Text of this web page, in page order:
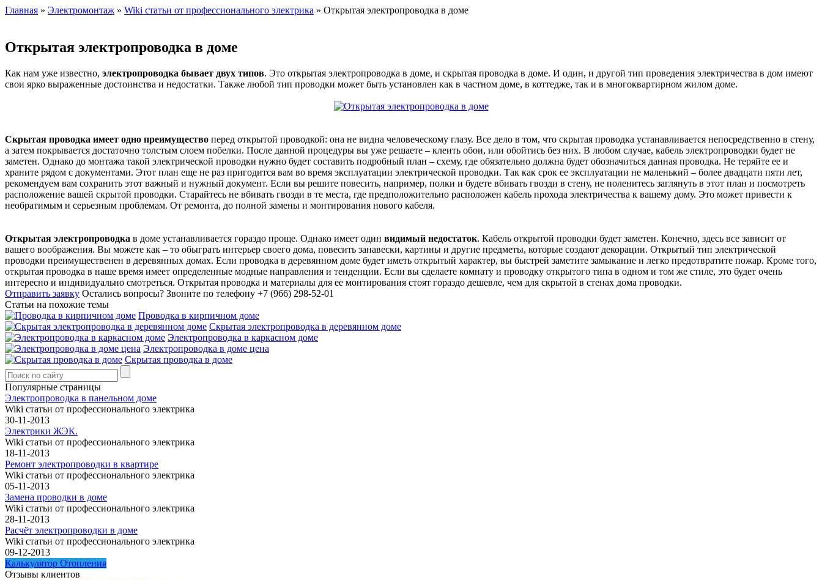
Главная » Электромонтаж » Wiki статьи от профессионального электрика » Открытая электропроводка в доме
Открытая электропроводка в доме
Как нам уже известно, электропроводка бывает двух типов. Это открытая электропроводка в доме, и скрытая проводка в доме. И один, и другой тип проведения электричества в дом имеют
свои ярко выраженные достоинства и недостатки. Также любой тип проводки может быть установлен как в частном доме, в коттедже, так и в многоквартирном жилом доме.
Скрытая проводка имеет одно преимущество перед открытой проводкой: она не видна человеческому глазу. Все дело в том, что скрытая проводка устанавливается непосредственно в стену,
а затем покрывается достаточно толстым слоем побелки. После данной процедуры вы уже решаете – клеить обои, или обойтись без них. В любом случае, кабель электропроводки будет не
заметен. Однако до монтажа такой электрической проводки нужно будет составить подробный план – схему, где обязательно должна будет обозначиться данная проводка. Не теряйте ее и
храните рядом с документами. Этот план еще не раз пригодится вам во время эксплуатации электрической проводки. Так как срок ее эксплуатации не маленький – более двадцати пяти лет,
рекомендуем вам сохранить этот важный и нужный документ. Если вы решите повесить, например, полки и будете вбивать гвозди в стену, не поленитесь заглянуть в этот план и посмотреть
расположение вашей скрытой проводки. Старайтесь не вбивать гвозди в те места, где предположительно расположен кабель прохода электричества к вашему дому. Это может привести к
необратимым и серьезным проблемам. От ремонта, до полной замены и монтирования нового кабеля.
Открытая электропроводка в доме устанавливается гораздо проще. Однако имеет один видимый недостаток. Кабель открытой проводки будет заметен. Конечно, здесь все зависит от
вашего воображения. Вы можете как – то обыграть интерьер своего дома, повесить занавески, картины и другие предметы, которые создают декорации. Открытый тип электрической
проводки преимущественен в деревянных домах. Если проводка в деревянном доме будет иметь открытый характер, вы быстрей заметите замыкание и легко предотвратите пожар. Кроме того,
открытая проводка в наше время имеет определенные модные направления и тенденции. Если вы сделаете комнату и проводку открытого типа в одном и том же стиле, это будет очень
интересно и индивидуально смотреться. Открытая проводка и материалы для ее монтирования стоят гораздо дешевле, чем для скрытой в стенах дома проводки.
Отправить заявку Остались вопросы? Звоните по телефону +7 (966) 298-52-01
Статьи на похожие темы
Проводка в кирпичном доме
Скрытая электропроводка в деревянном доме
Электропроводка в каркасном доме
Электропроводка в доме цена
Скрытая проводка в доме
Популярные страницы
Электропроводка в панельном доме
Wiki статьи от профессионального электрика
30-11-2013
Электрики ЖЭК.
Wiki статьи от профессионального электрика
18-11-2013
Ремонт электропроводки в квартире
Wiki статьи от профессионального электрика
05-11-2013
Замена проводки в доме
Wiki статьи от профессионального электрика
28-11-2013
Расчёт электропроводки в доме
Wiki статьи от профессионального электрика
09-12-2013
Калькулятор Отопления
Отзывы клиентов